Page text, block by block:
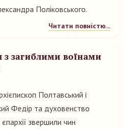
Поліковського.
Читати повністю...
загиблими воїнами
Полтавський і
Федір та духовенство
звершили чин